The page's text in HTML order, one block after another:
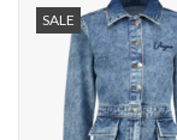
SALE